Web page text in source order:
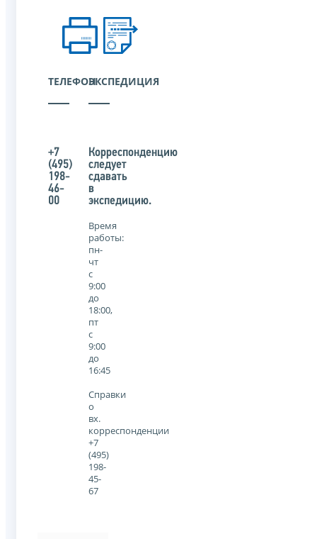
ТЕЛЕФОН
+7
(495)
198-
46-
00
ЭКСПЕДИЦИЯ
Корреспонденцию
следует
сдавать
в
экспедицию.
Время
работы:
пн-
чт
с
9:00
до
18:00,
пт
с
9:00
до
16:45
Справки
о
вх.
корреспонденции
+7
(495)
198-
45-
67